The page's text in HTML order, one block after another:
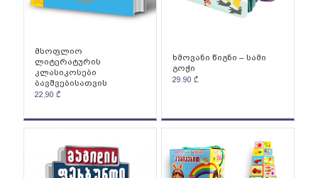
მსოფლიო
ლიტერატურის
კლასიკოსები
ბავშვებისათვის
22,90 ₾
ხმოვანი წიგნი – სამი
გოჭი
29.90 ₾